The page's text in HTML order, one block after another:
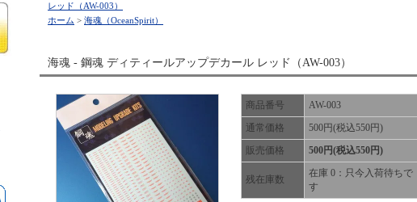
レッド（AW-003）
ホーム > 海魂（OceanSpirit）
海魂 - 鋼魂 ディティールアップデカール レッド（AW-003）
商品番号
AW-003
通常価格
500円(税込550円)
販売価格
500円(税込550円)
残在庫数
在庫 0：只今入荷待ちで
す